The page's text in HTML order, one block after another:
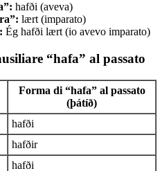
hafði (aveva)
lært (imparato)
Ég hafði lært (io avevo imparato)
“hafa” al passato
Forma di “hafa” al passato
(þátíð)
hafði
hafðir
hafði